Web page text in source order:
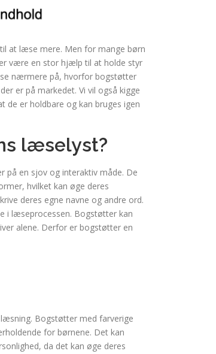
at læse mere. Men for mange børn
være en stor hjælp til at holde styr
nærmere på, hvorfor bogstøtter
er på markedet. Vi vil også kigge
de er holdbare og kan bruges igen
læselyst?
en sjov og interaktiv måde. De
hvilket kan øge deres
deres egne navne og andre ord.
i læseprocessen. Bogstøtter kan
alene. Derfor er bogstøtter en
Bogstøtter med farverige
for børnene. Det kan
da det kan øge deres